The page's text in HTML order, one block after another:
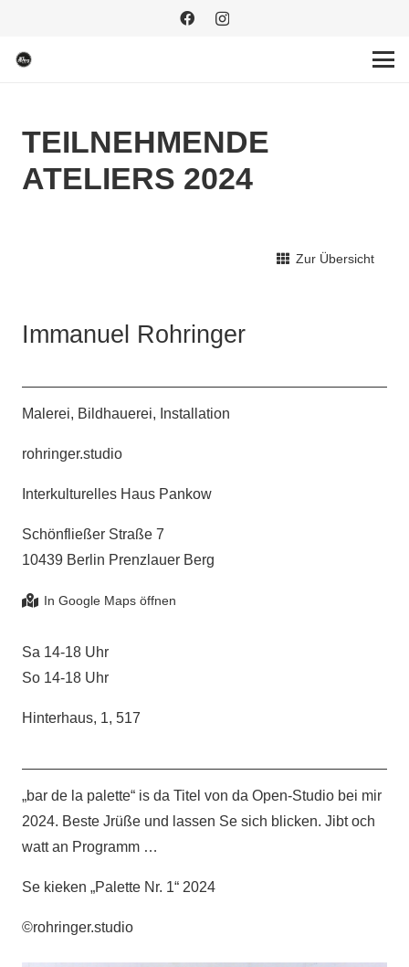
TEILNEHMENDE
ATELIERS 2024
Zur Übersicht
Immanuel Rohringer
Malerei, Bildhauerei, Installation
rohringer.studio
Interkulturelles Haus Pankow
Schönfließer Straße 7
10439 Berlin Prenzlauer Berg
Sa 14-18 Uhr
So 14-18 Uhr
Hinterhaus, 1, 517
„bar de la palette“ is da Titel von da Open-Studio bei mir
2024. Beste Jrüße und lassen Se sich blicken. Jibt och
watt an Programm …
Se kieken „Palette Nr. 1“ 2024
©rohringer.studio